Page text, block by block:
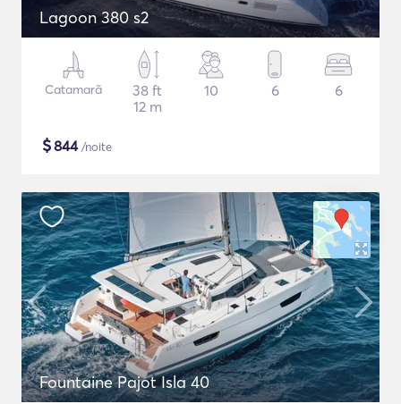
Lagoon 380 s2
Catamarã
38 ft
12 m
10 6 6
$844/noite
Fountaine Pajot Isla 40